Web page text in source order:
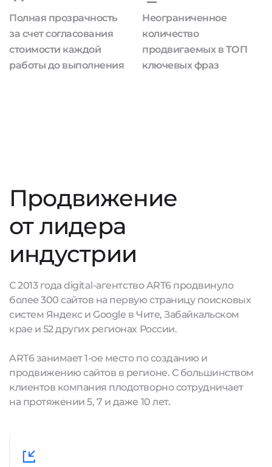
Полная прозрачность
за счет согласования
стоимости каждой
работы до выполнения
Неограниченное
количество
продвигаемых в ТОП
ключевых фраз
Продвижение
от лидера
индустрии
С 2013 года digital-агентство ART6 продвинуло
более 300 сайтов на первую страницу поисковых
систем Яндекс и Google в Чите, Забайкальском
крае и 52 других регионах России.
ART6 занимает 1-ое место по созданию и
продвижению сайтов в регионе. С большинством
клиентов компания плодотворно сотрудничает
на протяжении 5, 7 и даже 10 лет.